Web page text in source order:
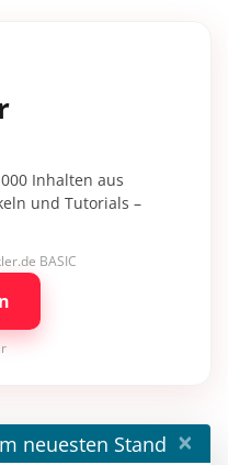
Inhalten aus
und Tutorials –
BASIC
neuesten Stand ×